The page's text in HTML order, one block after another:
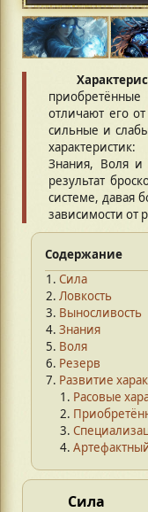
отличают его
сильные и
Знания, Воля и
результат
системе, давая
зависимости от
Содержание
Сила
Ловкость
Выносливость
Знания
Воля
Резерв
Развитие
Расовые
Сила